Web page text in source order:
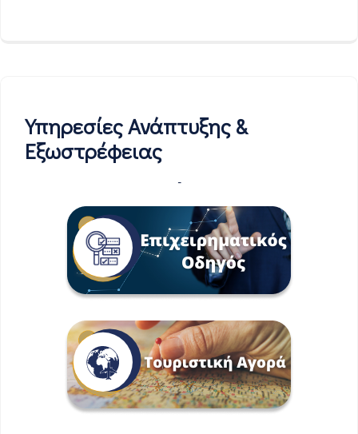
Υπηρεσίες Ανάπτυξης &
Εξωστρέφειας
-